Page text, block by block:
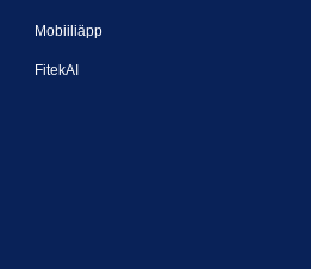
Mobiiliäpp
FitekAI